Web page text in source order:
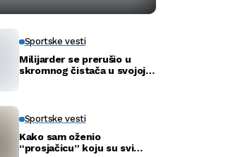
Sportske vesti
Milijarder se prerušio u
skromnog čistača u svojoj
Sportske vesti
Kako sam oženio
“prosjačicu” koju su svi